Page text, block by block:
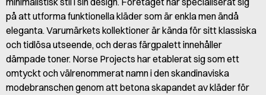
på att utforma funktionella kläder som är enkla men ändå
eleganta. Varumärkets kollektioner är kända för sitt klassiska
och tidlösa utseende, och deras färgpalett innehåller
dämpade toner. Norse Projects har etablerat sig som ett
omtyckt och välrenommerat namn i den skandinaviska
modebranschen genom att betona skapandet av kläder för